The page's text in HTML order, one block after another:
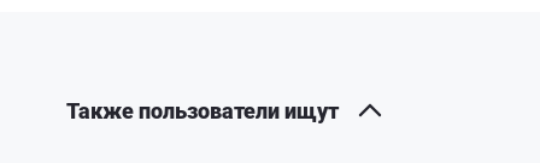
Также пользователи ищут